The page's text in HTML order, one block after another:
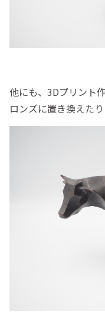
他にも、3Dプリント
ロンズに置き換えたり